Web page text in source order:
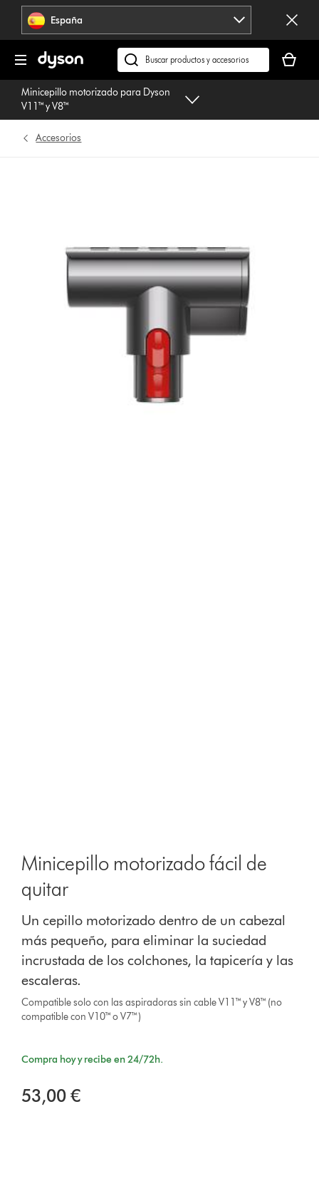
Omitir
navegación España
Buscar
en
dyson.es
cesta
está
Minicepillo motorizado para Dyson
V11™ y V8™
Accesorios
Minicepillo motorizado fácil de
quitar
Un cepillo motorizado dentro de un cabezal
más pequeño, para eliminar la suciedad
incrustada de los colchones, la tapicería y las
escaleras.
Compatible solo con las aspiradoras sin cable V11™ y V8™ (no
compatible con V10™ o V7™)
Compra hoy y recibe en 24/72h.
53,00 €